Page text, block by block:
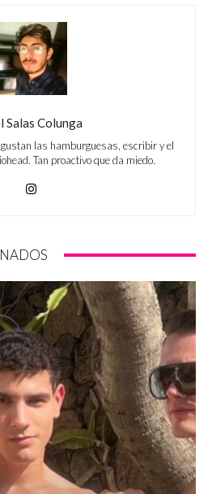
Salas Colunga
las hamburguesas, escribir y el
Tan proactivo que da miedo.